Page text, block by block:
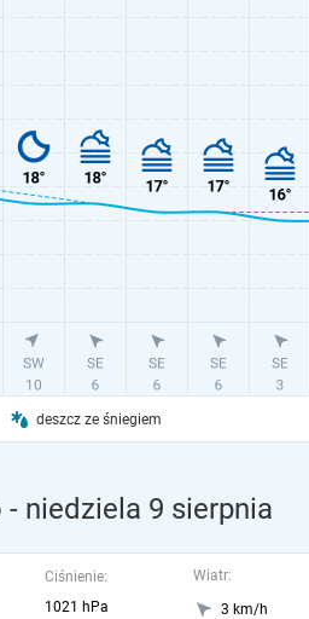
deszcz ze śniegiem
- niedziela 9 sierpnia
Ciśnienie:
1021 hPa
Wiatr:
3 km/h